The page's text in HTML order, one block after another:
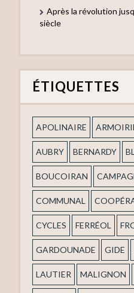
Après la révolution
siècle
ÉTIQUETTES
APOLINAIRE
AUBRY BERNARDY
BOUCOIRAN
COMMUNAL
CYCLES FERRÉOL
GARDOUNADE GIDE
LAUTIER MALIGNON